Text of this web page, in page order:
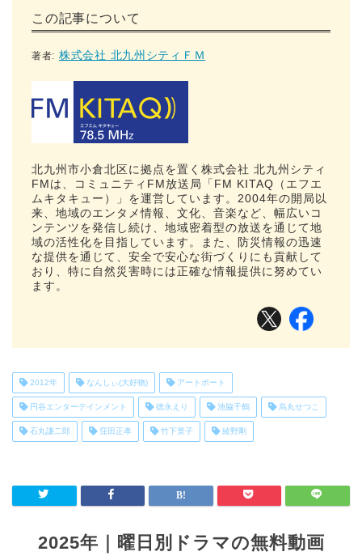
この記事について
著者: 株式会社 北九州シティＦＭ
北九州市小倉北区に拠点を置く株式会社 北九州シティ
FMは、コミュニティFM放送局「FM KITAQ（エフエ
ムキタキュー）」を運営しています。2004年の開局以
来、地域のエンタメ情報、文化、音楽など、幅広いコ
ンテンツを発信し続け、地域密着型の放送を通じて地
域の活性化を目指しています。また、防災情報の迅速
な提供を通じて、安全で安心な街づくりにも貢献して
おり、特に自然災害時には正確な情報提供に努めてい
ます。
2012年 なんしぃ(大好物) アートポート
円谷エンターテインメント 徳永えり 池脇千鶴 烏丸せつこ
石丸謙二郎 窪田正孝 竹下景子 綾野剛
2025年｜曜日別ドラマの無料動画